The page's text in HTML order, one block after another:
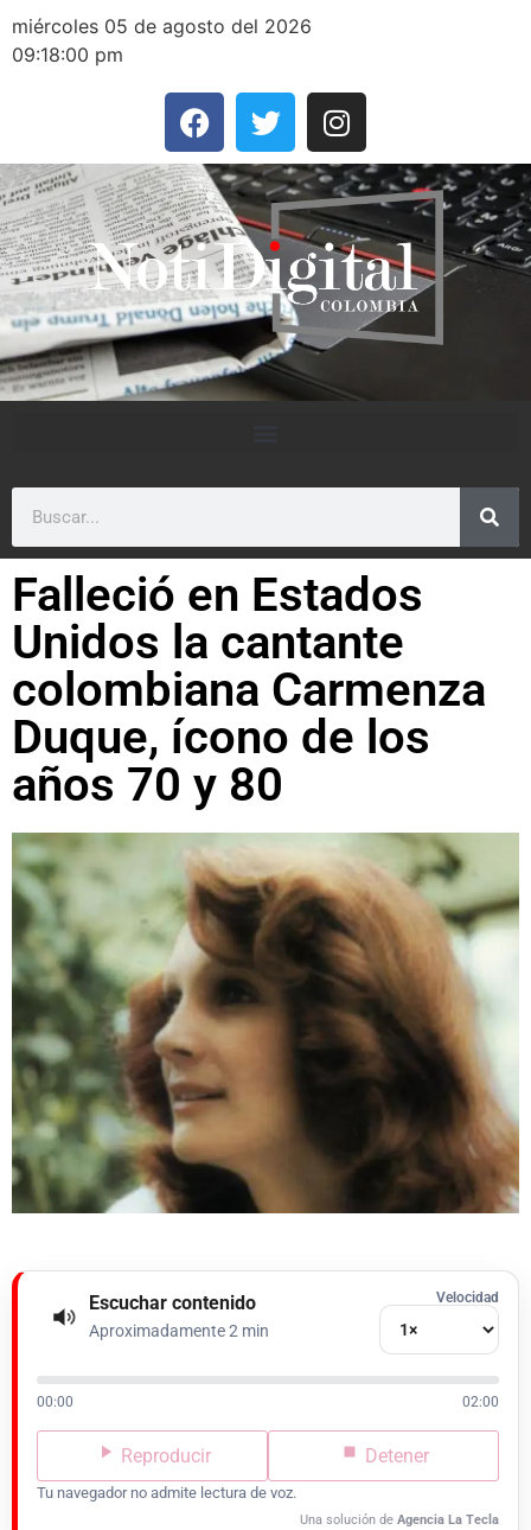
miércoles 05 de agosto del 2026
09:18:00 pm
Falleció en Estados
Unidos la cantante
colombiana Carmenza
Duque, ícono de los
años 70 y 80
Escuchar contenido
Aproximadamente 2 min
Velocidad
00:00 02:00
Reproducir Detener
Tu navegador no admite lectura de voz.
Una solución de Agencia La Tecla